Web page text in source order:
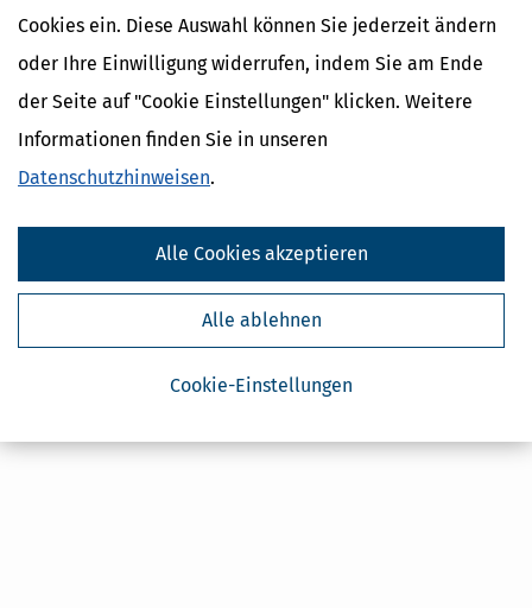
Cookies ein. Diese Auswahl können Sie jederzeit ändern
oder Ihre Einwilligung widerrufen, indem Sie am Ende
der Seite auf "Cookie Einstellungen" klicken. Weitere
Informationen finden Sie in unseren
Datenschutzhinweisen.
Cookie-Einstellungen
Alle ablehnen
Alle Cookies akzeptieren
Kostenlose Steuertipps & News
Steuertipps
Steuertipps Selbstständige
Geldtipps
Ja, ich möchte die kostenlosen Newsletter
von Steuertipps abonnieren. Die
Datenschutzhinweisehabe ich gelesen.
Abbestellung des Newsletters widerrufen.